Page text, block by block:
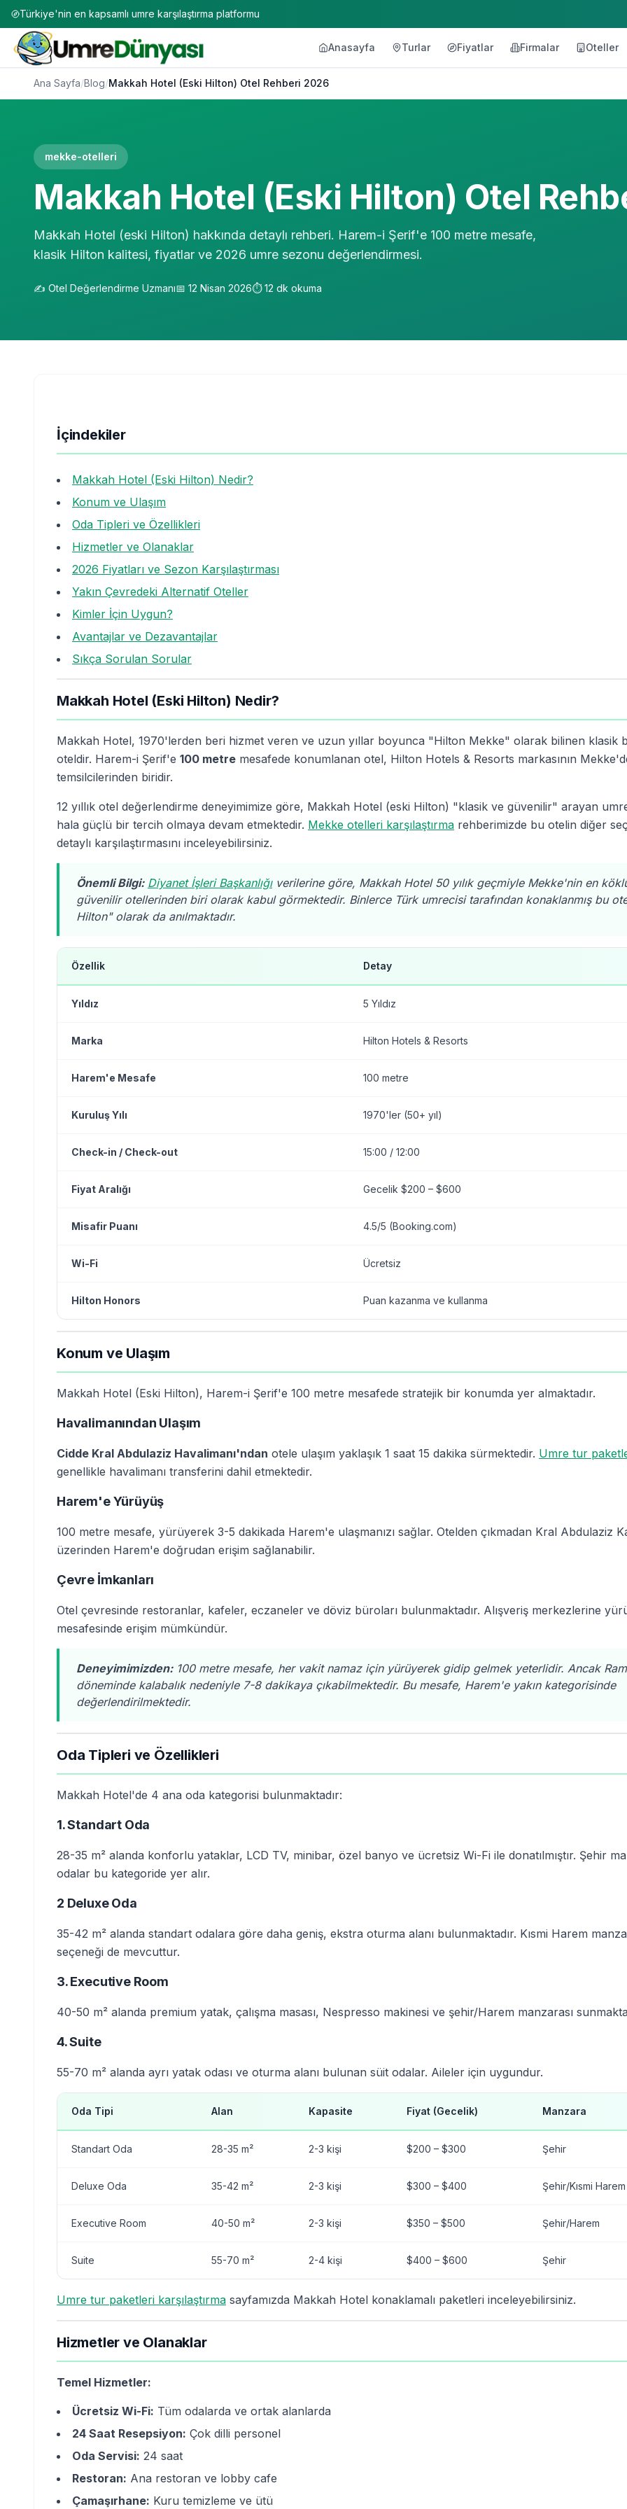
Türkiye'nin en kapsamlı umre karşılaştırma platformu
Anasayfa Turlar Fiyatlar Firmalar Oteller
Ana Sayfa/Blog/Makkah Hotel (Eski Hilton) Otel Rehberi 2026
mekke-otelleri
Makkah Hotel (Eski Hilton) Otel
Makkah Hotel (eski Hilton) hakkında detaylı rehberi. Harem-i Şerif'e 100 metre mesafe,
klasik Hilton kalitesi, fiyatlar ve 2026 umre sezonu değerlendirmesi.
✍️ Otel Değerlendirme Uzmanı📅 12 Nisan 2026⏱️12 dk okuma
İçindekiler
Makkah Hotel (Eski Hilton) Nedir?
Konum ve Ulaşım
Oda Tipleri ve Özellikleri
Hizmetler ve Olanaklar
2026 Fiyatları ve Sezon Karşılaştırması
Yakın Çevredeki Alternatif Oteller
Kimler İçin Uygun?
Avantajlar ve Dezavantajlar
Sıkça Sorulan Sorular
Makkah Hotel (Eski Hilton) Nedir?
Makkah Hotel, 1970'lerden beri hizmet veren ve uzun yıllar boyunca "Hilton Mekke" olarak bilinen klasik
oteldir. Harem-i Şerif'e 100 metre mesafede konumlanan otel, Hilton Hotels & Resorts markasının
temsilcilerinden biridir.
12 yıllık otel değerlendirme deneyimimize göre, Makkah Hotel (eski Hilton) "klasik ve güvenilir" arayan
hala güçlü bir tercih olmaya devam etmektedir. Mekke otelleri karşılaştırma rehberimizde bu otelin diğer
detaylı karşılaştırmasını inceleyebilirsiniz.
Önemli Bilgi: Diyanet İşleri Başkanlığıverilerine göre, Makkah Hotel 50 yılık geçmiyle Mekke'nin en
güvenilir otellerinden biri olarak kabul görmektedir. Binlerce Türk umrecisi tarafından konaklanmış bu
Hilton" olarak da anılmaktadır.
Özellik Detay
Yıldız 5 Yıldız
Marka Hilton Hotels & Resorts
Harem'e Mesafe 100 metre
Kuruluş Yılı 1970'ler (50+ yıl)
Check-in / Check-out 15:00 / 12:00
Fiyat Aralığı Gecelik $200 – $600
Misafir Puanı 4.5/5 (Booking.com)
Wi-Fi Ücretsiz
Hilton Honors Puan kazanma ve kullanma
Konum ve Ulaşım
Makkah Hotel (Eski Hilton), Harem-i Şerif'e 100 metre mesafede stratejik bir konumda yer almaktadır.
Havalimanından Ulaşım
Cidde Kral Abdulaziz Havalimanı'ndan otele ulaşım yaklaşık 1 saat 15 dakika sürmektedir. Umre tur
genellikle havalimanı transferini dahil etmektedir.
Harem'e Yürüyüş
100 metre mesafe, yürüyerek 3-5 dakikada Harem'e ulaşmanızı sağlar. Otelden çıkmadan Kral Abdulaziz
üzerinden Harem'e doğrudan erişim sağlanabilir.
Çevre İmkanları
Otel çevresinde restoranlar, kafeler, eczaneler ve döviz büroları bulunmaktadır. Alışveriş merkezlerine
mesafesinde erişim mümkündür.
Deneyimimizden:100 metre mesafe, her vakit namaz için yürüyerek gidip gelmek yeterlidir. Ancak
döneminde kalabalık nedeniyle 7-8 dakikaya çıkabilmektedir. Bu mesafe, Harem'e yakın kategorisinde
değerlendirilmektedir.
Oda Tipleri ve Özellikleri
Makkah Hotel'de 4 ana oda kategorisi bulunmaktadır:
1. Standart Oda
28-35 m² alanda konforlu yataklar, LCD TV, minibar, özel banyo ve ücretsiz Wi-Fi ile donatılmıştır. Şehir
odalar bu kategoride yer alır.
2 Deluxe Oda
35-42 m² alanda standart odalara göre daha geniş, ekstra oturma alanı bulunmaktadır. Kısmi Harem
seçeneği de mevcuttur.
3. Executive Room
40-50 m² alanda premium yatak, çalışma masası, Nespresso makinesi ve şehir/Harem manzarası
4. Suite
55-70 m² alanda ayrı yatak odası ve oturma alanı bulunan süit odalar. Aileler için uygundur.
Oda Tipi Alan Kapasite Fiyat (Gecelik) Manzara
Standart Oda 28-35 m² 2-3 kişi $200 – $300 Şehir
Deluxe Oda 35-42 m² 2-3 kişi $300 – $400 Şehir/Kısmi Harem
Executive Room 40-50 m² 2-3 kişi $350 – $500 Şehir/Harem
Suite 55-70 m² 2-4 kişi $400 – $600 Şehir
Umre tur paketleri karşılaştırma sayfamızda Makkah Hotel konaklamalı paketleri inceleyebilirsiniz.
Hizmetler ve Olanaklar
Temel Hizmetler:
Ücretsiz Wi-Fi: Tüm odalarda ve ortak alanlarda
24 Saat Resepsiyon: Çok dilli personel
Oda Servisi: 24 saat
Restoran: Ana restoran ve lobby cafe
Çamaşırhane: Kuru temizleme ve ütü